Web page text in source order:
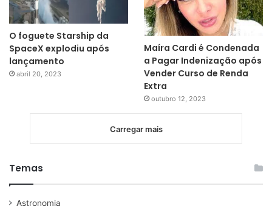
O foguete Starship da
SpaceX explodiu após
lançamento
abril 20, 2023
Maíra Cardi é Condenada
a Pagar Indenização após
Vender Curso de Renda
Extra
outubro 12, 2023
Carregar mais
Temas
Astronomia